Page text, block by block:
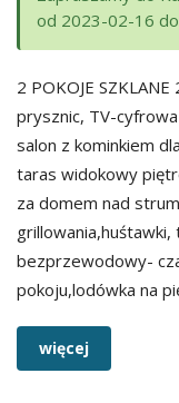
od 2023-02-16
2 POKOJE
prysznic, TV-
salon z kominkiem
taras widokowy
za domem nad
bezprzewodowy-
pokoju,lodówka na
więcej